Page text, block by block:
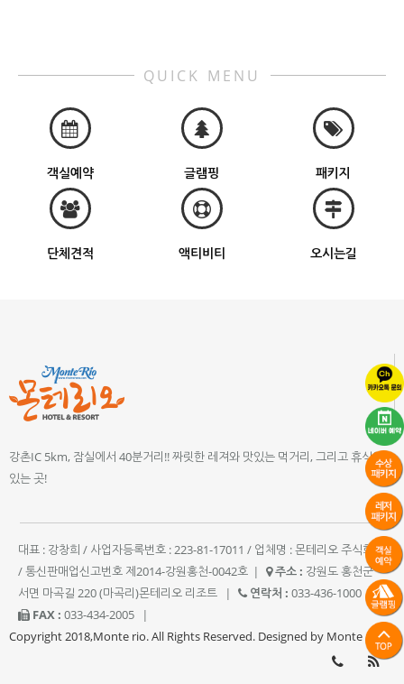
QUICK MENU
객실예약 글램핑 패키지
단체견적 액티비티 오시는길
강촌IC 5km, 잠실에서 40분거리!! 짜릿한 레져와 맛있는 먹거리, 그리고 휴식이
있는 곳!
대표 : 강창희 / 사업자등록번호 : 223-81-17011 / 업체명 : 몬테리오 주식회사
/ 통신판매업신고번호 제2014-강원홍천-0042호 | 주소 : 강원도 홍천군
서면 마곡길 220 (마곡리)몬테리오 리조트
| 연락처 : 033-436-1000
|
FAX : 033-434-2005
|
Copyright 2018,Monte rio. All Rights Reserved. Designed by Monte rio.